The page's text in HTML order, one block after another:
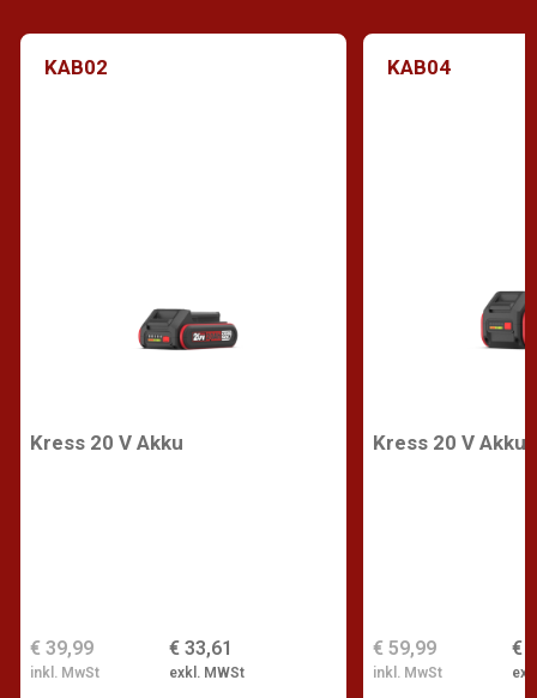
KAB02
Kress 20 V Akku
€ 33,61
exkl. MWSt
€ 39,99
inkl. MwSt
KAB04
Kress 20 V Akku
€
€ 59,99
inkl. MwSt